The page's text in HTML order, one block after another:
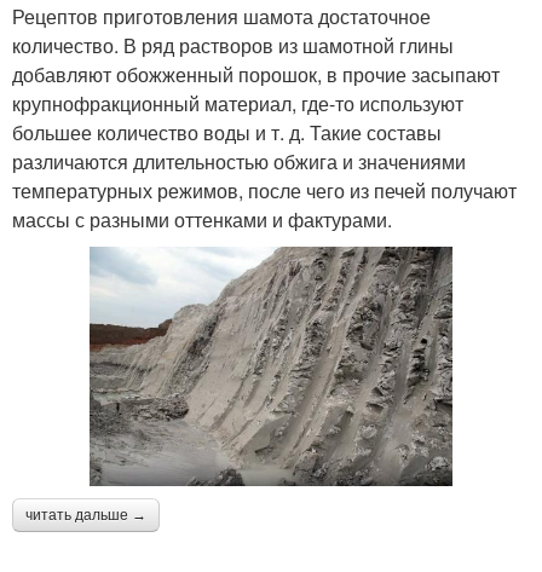
Рецептов приготовления шамота достаточное
количество. В ряд растворов из шамотной глины
добавляют обожженный порошок, в прочие засыпают
крупнофракционный материал, где-то используют
большее количество воды и т. д. Такие составы
различаются длительностью обжига и значениями
температурных режимов, после чего из печей получают
массы с разными оттенками и фактурами.
читать дальше →